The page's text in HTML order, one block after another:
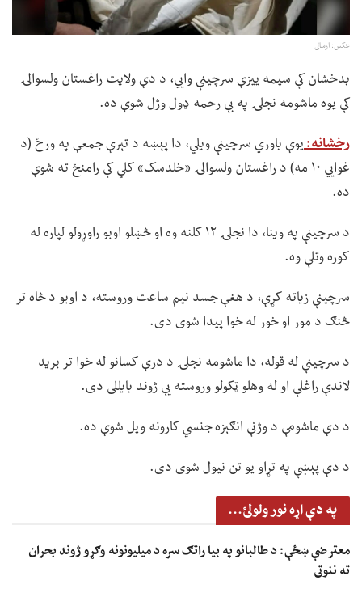
عکس: ارسالی
بدخشان کې سیمه ییزې سرچینې وايي، د دې ولایت راغستان ولسوالۍ
کې یوه ماشومه نجلۍ په بې رحمه ډول وژل شوې ده.
رخشانه:یوې باوري سرچینې ویلي، دا پېښه د تېرې جمعې په ورځ (د
غوايي ۱۰ مه) د راغستان ولسوالۍ «خلدسک» کلي کې رامنځ ته شوې
ده.
د سرچینې په وینا، دا نجلۍ ۱۲ کلنه وه او څښلو اوبو راوړولو لپاره له
کوره وتلې وه.
سرچینې زیاته کړې، د هغې جسد نیم ساعت وروسته، د اوبو د څاه تر
څنګ د مور او خور له خوا پیدا شوی دی.
د سرچینې له قوله، دا ماشومه نجلۍ د درې کسانو له خوا تر برید
لاندې راغلې او له وهلو ټکولو وروسته یې ژوند بایللی دی.
د دې ماشومې د وژنې انګېزه جنسي کارونه ویل شوې ده.
د دې پېښې په تړاو یو تن نیول شوی دی.
په دې اړه نور ولولئ...
معترضې ښځې: د طالبانو په بیا راتګ سره د میلیونونه وګړو ژوند بحران
ته ننوتی